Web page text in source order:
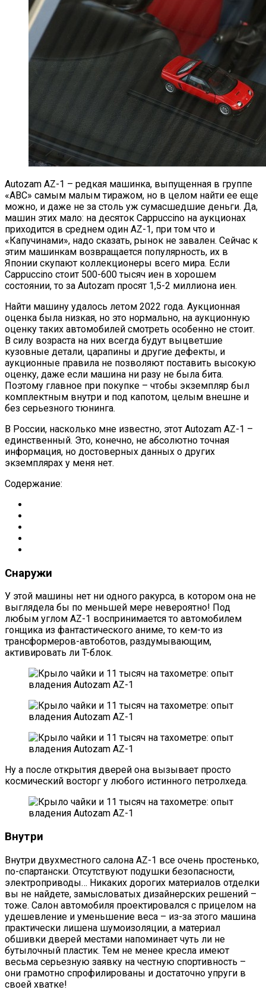
Autozam AZ-1 – редкая машинка, выпущенная в группе
«ABC» самым малым тиражом, но в целом найти ее еще
можно, и даже не за столь уж сумасшедшие деньги. Да,
машин этих мало: на десяток Cappuccino на аукционах
приходится в среднем один AZ-1, при том что и
«Капучинами», надо сказать, рынок не завален. Сейчас к
этим машинкам возвращается популярность, их в
Японии скупают коллекционеры всего мира. Если
Cappuccino стоит 500-600 тысяч иен в хорошем
состоянии, то за Autozam просят 1,5-2 миллиона иен.
Найти машину удалось летом 2022 года. Аукционная
оценка была низкая, но это нормально, на аукционную
оценку таких автомобилей смотреть особенно не стоит.
В силу возраста на них всегда будут выцветшие
кузовные детали, царапины и другие дефекты, и
аукционные правила не позволяют поставить высокую
оценку, даже если машина ни разу не была бита.
Поэтому главное при покупке – чтобы экземпляр был
комплектным внутри и под капотом, целым внешне и
без серьезного тюнинга.
В России, насколько мне известно, этот Autozam AZ-1 –
единственный. Это, конечно, не абсолютно точная
информация, но достоверных данных о других
экземплярах у меня нет.
Содержание:
Снаружи
У этой машины нет ни одного ракурса, в котором она не
выглядела бы по меньшей мере невероятно! Под
любым углом AZ-1 воспринимается то автомобилем
гонщика из фантастического аниме, то кем-то из
трансформеров-автоботов, раздумывающим,
активировать ли T-блок.
​Ну а после открытия дверей она вызывает просто
космический восторг у любого истинного петролхеда.
Внутри
Внутри двухместного салона AZ-1 все очень простенько,
по-спартански. Отсутствуют подушки безопасности,
электроприводы… Никаких дорогих материалов отделки
вы не найдете, замысловатых дизайнерских решений –
тоже. Салон автомобиля проектировался с прицелом на
удешевление и уменьшение веса – из-за этого машина
практически лишена шумоизоляции, а материал
обшивки дверей местами напоминает чуть ли не
бутылочный пластик. Тем не менее кресла имеют
весьма серьезную заявку на честную спортивность –
они грамотно спрофилированы и достаточно упруги в
своей хватке!